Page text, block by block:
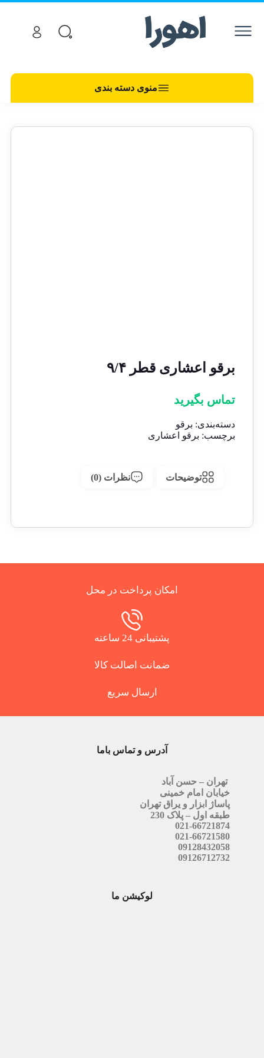
منوی دسته بندی
برقو اعشاری قطر ۹/۴
تماس بگیرید
دسته‌بندی: برقو
برچسب: برقو اعشاری
توضیحات نظرات (0)
امکان پرداخت در محل
پشتیبانی 24 ساعته
ضمانت اصالت کالا
ارسال سریع
آدرس و تماس باما
تهران – حسن آباد
خیابان امام خمینی
پاساژ ابزار و یراق تهران
طبقه اول – پلاک 230
021-66721874
021-66721580
09128432058
09126712732
لوکیشن ما